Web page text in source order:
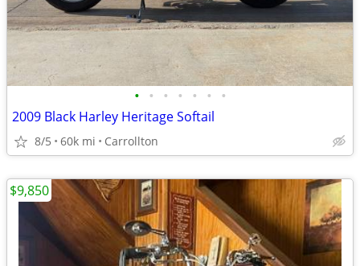
• • • • • • •
2009 Black Harley Heritage Softail
8/5 60k mi Carrollton
$9,850